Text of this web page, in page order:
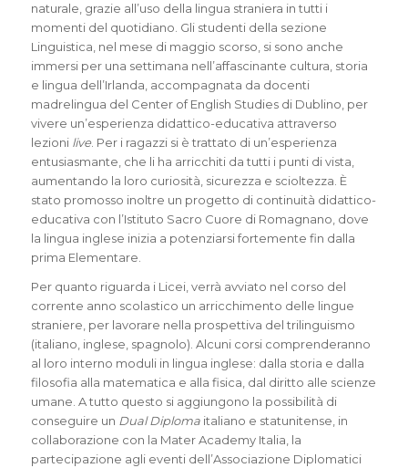
naturale, grazie all’uso della lingua straniera in tutti i
momenti del quotidiano. Gli studenti della sezione
Linguistica, nel mese di maggio scorso, si sono anche
immersi per una settimana nell’affascinante cultura, storia
e lingua dell’Irlanda, accompagnata da docenti
madrelingua del Center of English Studies di Dublino, per
vivere un’esperienza didattico-educativa attraverso
lezioni live. Per i ragazzi si è trattato di un’esperienza
entusiasmante, che li ha arricchiti da tutti i punti di vista,
aumentando la loro curiosità, sicurezza e scioltezza. È
stato promosso inoltre un progetto di continuità didattico-
educativa con l’Istituto Sacro Cuore di Romagnano, dove
la lingua inglese inizia a potenziarsi fortemente fin dalla
prima Elementare.
Per quanto riguarda i Licei, verrà avviato nel corso del
corrente anno scolastico un arricchimento delle lingue
straniere, per lavorare nella prospettiva del trilinguismo
(italiano, inglese, spagnolo). Alcuni corsi comprenderanno
al loro interno moduli in lingua inglese: dalla storia e dalla
filosofia alla matematica e alla fisica, dal diritto alle scienze
umane. A tutto questo si aggiungono la possibilità di
conseguire un Dual Diplomaitaliano e statunitense, in
collaborazione con la Mater Academy Italia, la
partecipazione agli eventi dell’Associazione Diplomatici